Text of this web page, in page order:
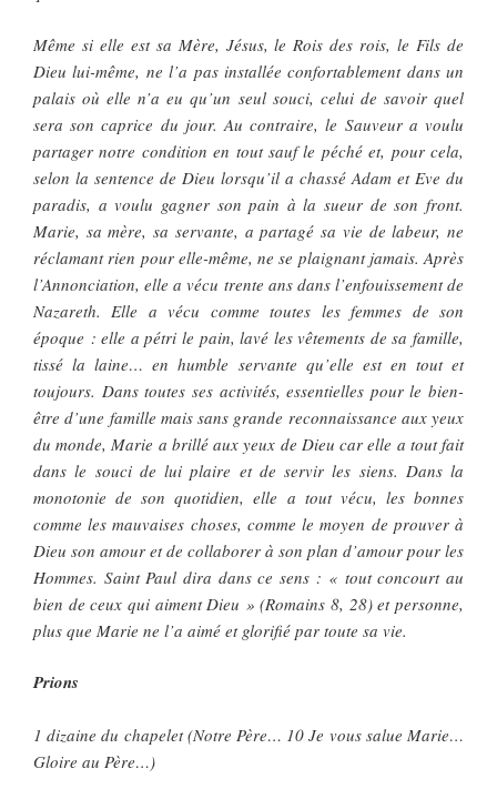
Même si elle est sa Mère, Jésus, le Rois des rois, le Fils de
Dieu lui-même, ne l’a pas installée confortablement dans un
palais où elle n’a eu qu’un seul souci, celui de savoir quel
sera son caprice du jour. Au contraire, le Sauveur a voulu
partager notre condition en tout sauf le péché et, pour cela,
selon la sentence de Dieu lorsqu’il a chassé Adam et Eve du
paradis, a voulu gagner son pain à la sueur de son front.
Marie, sa mère, sa servante, a partagé sa vie de labeur, ne
réclamant rien pour elle-même, ne se plaignant jamais. Après
l’Annonciation, elle a vécu trente ans dans l’enfouissement de
Nazareth. Elle a vécu comme toutes les femmes de son
époque : elle a pétri le pain, lavé les vêtements de sa famille,
tissé la laine… en humble servante qu’elle est en tout et
toujours. Dans toutes ses activités, essentielles pour le bien-
être d’une famille mais sans grande reconnaissance aux yeux
du monde, Marie a brillé aux yeux de Dieu car elle a tout fait
dans le souci de lui plaire et de servir les siens. Dans la
monotonie de son quotidien, elle a tout vécu, les bonnes
comme les mauvaises choses, comme le moyen de prouver à
Dieu son amour et de collaborer à son plan d’amour pour les
Hommes. Saint Paul dira dans ce sens : « tout concourt au
bien de ceux qui aiment Dieu » (Romains 8, 28) et personne,
plus que Marie ne l’a aimé et glorifié par toute sa vie.
Prions
1 dizaine du chapelet (Notre Père… 10 Je vous salue Marie…
Gloire au Père…)